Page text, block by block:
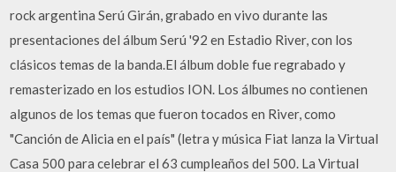
rock argentina Serú Girán, grabado en vivo durante las
presentaciones del álbum Serú '92 en Estadio River, con los
clásicos temas de la banda.El álbum doble fue regrabado y
remasterizado en los estudios ION. Los álbumes no contienen
algunos de los temas que fueron tocados en River, como
"Canción de Alicia en el país" (letra y música Fiat lanza la Virtual
Casa 500 para celebrar el 63 cumpleaños del 500. La Virtual